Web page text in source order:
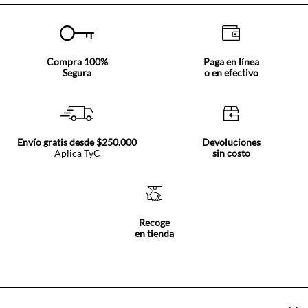
Si quieres conocer los diferentes modelos exclusivos que
enterizos y overoles para niñas
de Tennis. Hallarás
diseños divertidos y con estilo para que tu hija se vea
Compra 100%
Segura
Paga en línea
o en efectivo
Envío gratis desde $250.000
Aplica TyC
Devoluciones
sin costo
Recoge
en tienda